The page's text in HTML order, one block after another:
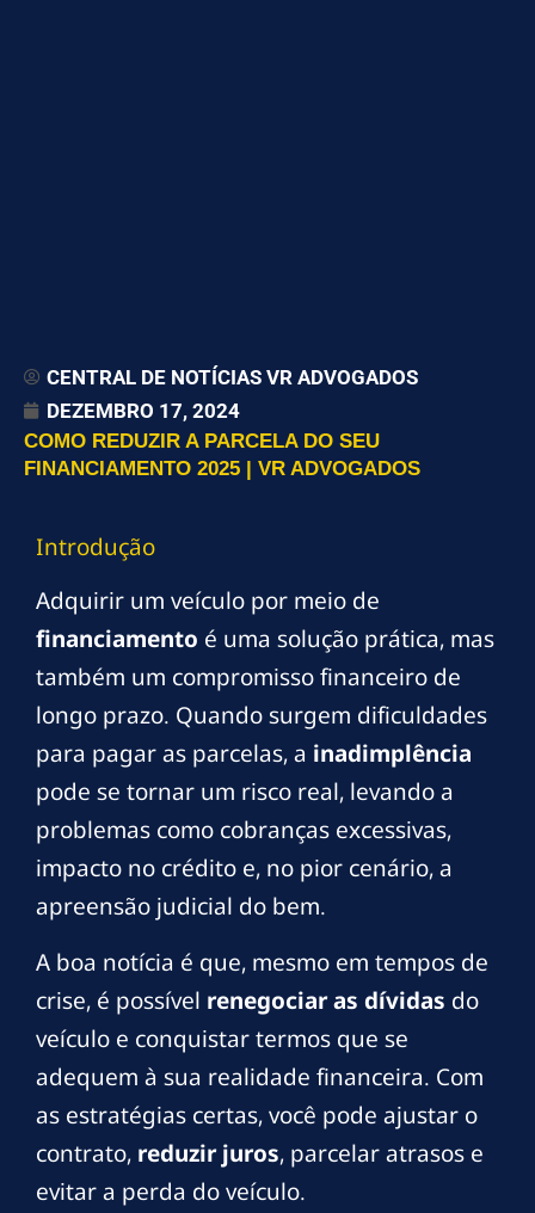
CENTRAL DE NOTÍCIAS VR ADVOGADOS
DEZEMBRO 17, 2024
COMO REDUZIR A PARCELA DO SEU
FINANCIAMENTO 2025 | VR ADVOGADOS
Introdução
Adquirir um veículo por meio de
financiamento é uma solução prática, mas
também um compromisso financeiro de
longo prazo. Quando surgem dificuldades
para pagar as parcelas, a inadimplência
pode se tornar um risco real, levando a
problemas como cobranças excessivas,
impacto no crédito e, no pior cenário, a
apreensão judicial do bem.
A boa notícia é que, mesmo em tempos de
crise, é possível renegociar as dívidas do
veículo e conquistar termos que se
adequem à sua realidade financeira. Com
as estratégias certas, você pode ajustar o
contrato, reduzir juros, parcelar atrasos e
evitar a perda do veículo.